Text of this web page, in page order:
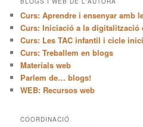
Curs: Aprendre i ensenyar amb
Curs: Iniciació a la digitalització
Curs: Les TAC infantil i cicle
Curs: Treballem en blogs
Materials web
Parlem de… blogs!
WEB: Recursos web
COORDINACIÓ